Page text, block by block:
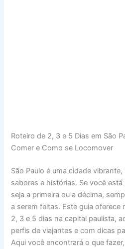
Roteiro de 2, 3 e 5 Dias em São
Comer e Como se Locomover
São Paulo é uma cidade
sabores e histórias. Se você
seja a primeira ou a décima,
a serem feitas. Este guia oferece
2, 3 e 5 dias na capital paulista,
perfis de viajantes e com dicas
Aqui você encontrará o que